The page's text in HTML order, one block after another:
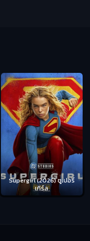
Supergirl (2026) ซูเปอร์
เกิร์ล